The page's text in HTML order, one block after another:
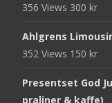
356 Views 300 kr
Ahlgrens
352 Views 150 kr
Presentset God
praliner & kaffe)